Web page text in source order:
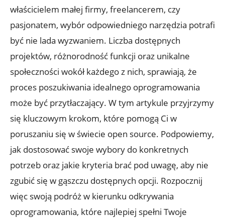
właścicielem małej firmy, freelancerem, czy
pasjonatem, wybór odpowiedniego narzędzia potrafi
być nie lada wyzwaniem. Liczba dostępnych
projektów, różnorodność funkcji oraz unikalne
społeczności wokół każdego z nich, sprawiają, że
proces poszukiwania idealnego oprogramowania
może być przytłaczający. W tym artykule przyjrzymy
się kluczowym krokom, które pomogą Ci w
poruszaniu się w świecie open source. Podpowiemy,
jak dostosować swoje wybory do konkretnych
potrzeb oraz jakie kryteria brać pod uwagę, aby nie
zgubić się w gąszczu dostępnych opcji. Rozpocznij
więc swoją podróż w kierunku odkrywania
oprogramowania, które najlepiej spełni Twoje